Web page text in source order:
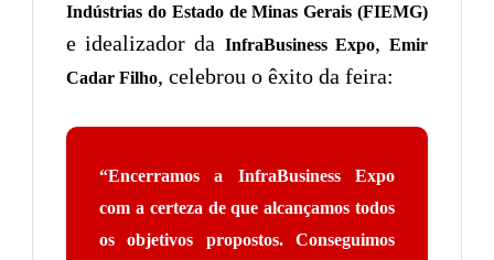
Indústrias do Estado de Minas Gerais (FIEMG)
e idealizador da InfraBusiness Expo,Emir
Cadar Filho, celebrou o êxito da feira:
“Encerramos a InfraBusiness Expo
com a certeza de que alcançamos todos
os objetivos propostos. Conseguimos